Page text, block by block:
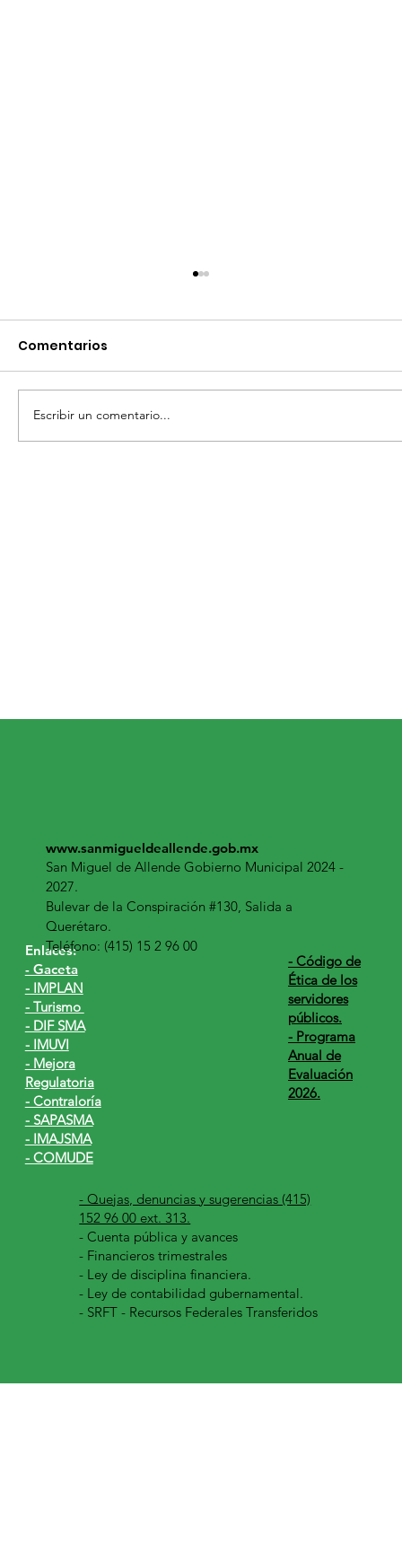
Comentarios
Escribir un comentario...
Enlaces:
- Gaceta
- IMPLAN
- Turismo
- DIF SMA
- IMUVI
- Mejora
Regulatoria
- Contraloría
- SAPASMA
- IMAJSMA
- COMUDE
www.sanmigueldeallende.gob.mx
San Miguel de Allende Gobierno Municipal 2024 -
2027.
Bulevar de la Conspiración #130, Salida a
Querétaro.
Teléfono: (415) 15 2 96 00
- Quejas, denuncias y sugerencias (415)
152 96 00 ext. 313.
-Cuenta pública y avances
- Financieros trimestrales
- Ley de disciplina financiera.
- Ley de contabilidad gubernamental.
- SRFT - Recursos Federales Transferidos
​- Código de
Ética de los
servidores
públicos.
- Programa
Anual de
Evaluación
2026.